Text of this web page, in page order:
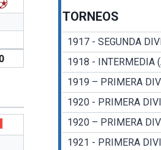
TORNEOS
1917 - SEGUNDA
1918 - INTERMEDIA
1919 – PRIMERA
1920 - PRIMERA
1920 – PRIMERA
1921 - PRIMERA